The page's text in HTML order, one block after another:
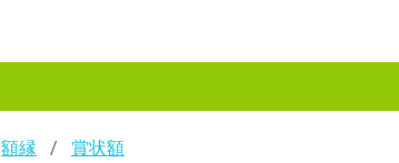
額縁 賞状額